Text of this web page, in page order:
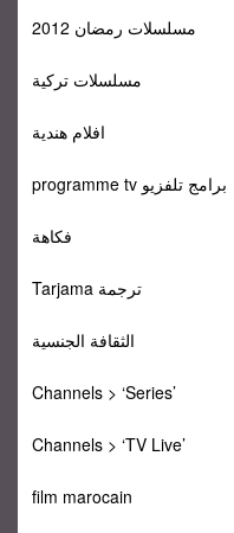
مسلسلات رمضان 2012
مسلسلات تركية
افلام هندية
programme tv برامج تلفزيو
فكاهة
Tarjama ترجمة
الثقافة الجنسية
Channels > ‘Series’
Channels > ‘TV Live’
film marocain